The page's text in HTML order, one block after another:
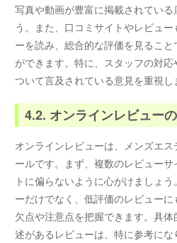
写真や動画が豊富に掲載されてい
う。また、口コミサイトやレビュ
ーを読み、総合的な評価を見るこ
ができます。特に、スタッフの対
ついて言及されている意見を重視し
4.2. オンラインレビュー
オンラインレビューは、メンズエ
ールです。まず、複数のレビュー
トに偏らないように心がけましょ
ーだけでなく、低評価のレビュー
欠点や注意点を把握できます。具
述があるレビューは、特に参考に